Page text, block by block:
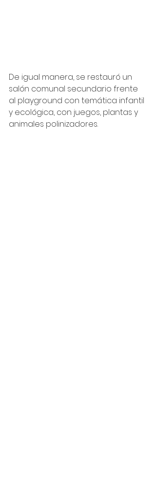
De igual manera, se restauró un
salón comunal secundario frente
al playground con temática infantil
y ecológica, con juegos, plantas y
animales polinizadores.